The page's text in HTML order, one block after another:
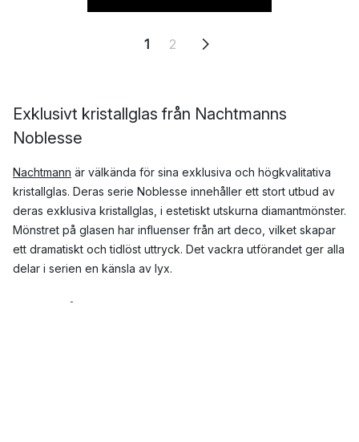
1 2
Exklusivt kristallglas från Nachtmanns
Noblesse
Nachtmann är välkända för sina exklusiva och högkvalitativa
kristallglas. Deras serie Noblesse innehåller ett stort utbud av
deras exklusiva kristallglas, i estetiskt utskurna diamantmönster.
Mönstret på glasen har influenser från art deco, vilket skapar
ett dramatiskt och tidlöst uttryck. Det vackra utförandet ger alla
delar i serien en känsla av lyx.